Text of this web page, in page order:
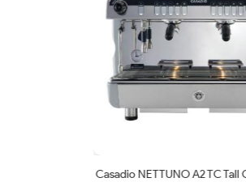
Casadio NETTUNO A2 TC Tall